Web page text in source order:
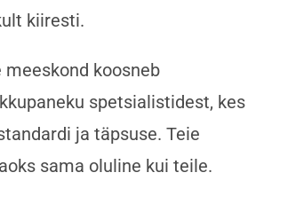
kiiresti.
meeskond koosneb
spetsialistidest, kes
ja täpsuse. Teie
sama oluline kui teile.